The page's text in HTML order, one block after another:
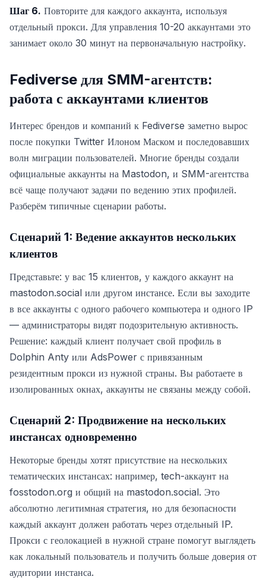
Шаг 6. Повторите для каждого аккаунта, используя
отдельный прокси. Для управления 10-20 аккаунтами это
занимает около 30 минут на первоначальную настройку.
Fediverse для SMM-агентств:
работа с аккаунтами клиентов
Интерес брендов и компаний к Fediverse заметно вырос
после покупки Twitter Илоном Маском и последовавших
волн миграции пользователей. Многие бренды создали
официальные аккаунты на Mastodon, и SMM-агентства
всё чаще получают задачи по ведению этих профилей.
Разберём типичные сценарии работы.
Сценарий 1: Ведение аккаунтов нескольких
клиентов
Представьте: у вас 15 клиентов, у каждого аккаунт на
mastodon.social или другом инстансе. Если вы заходите
в все аккаунты с одного рабочего компьютера и одного IP
— администраторы видят подозрительную активность.
Решение: каждый клиент получает свой профиль в
Dolphin Anty или AdsPower с привязанным
резидентным прокси из нужной страны. Вы работаете в
изолированных окнах, аккаунты не связаны между собой.
Сценарий 2: Продвижение на нескольких
инстансах одновременно
Некоторые бренды хотят присутствие на нескольких
тематических инстансах: например, tech-аккаунт на
fosstodon.org и общий на mastodon.social. Это
абсолютно легитимная стратегия, но для безопасности
каждый аккаунт должен работать через отдельный IP.
Прокси с геолокацией в нужной стране помогут выглядеть
как локальный пользователь и получить больше доверия от
аудитории инстанса.